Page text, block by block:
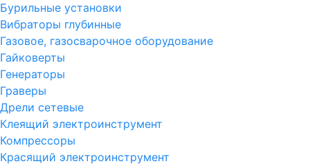
Бурильные установки
Вибраторы глубинные
Газовое, газосварочное оборудование
Гайковерты
Генераторы
Граверы
Дрели сетевые
Клеящий электроинструмент
Компрессоры
Красящий электроинструмент